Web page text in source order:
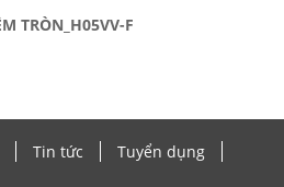
TRÒN_H05VV-F
Tin tức Tuyển dụng